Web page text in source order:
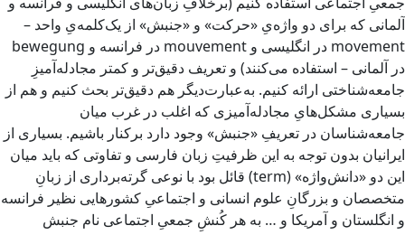
آلمانی که برای دو واژه‌یِ «حرکت» و «جنبش» از یک‌‌‌کلمه‌یِ واحد –
movement در انگلیسی و mouvement در فرانسه و bewegung
در آلمانی – استفاده می‌کنند) و تعریف دقیق‌تر و کمتر مجادله‌آمیزِ
جامعه‌شناختی ارائه کنیم. به‌عبارت‌دیگر هم دقیق‌تر بحث کنیم و هم از
بسیاری مشکل‌هایِ مجادله‌آمیزی که اغلب در غرب میان
جامعه‌شناسان در تعریفِ «جنبش» وجود دارد برکنار باشیم. بسیاری از
ایرانیان بدون توجه به این ظرفیتِ زبان فارسی و تفاوتی که باید میان
این دو «دانش‌واژه» (term) قائل بود با نوعی گرته‌برداری از زبانِ
متخصصان و بزرگانِ علوم انسانی و اجتماعیِ کشورهایی نظیر فرانسه
و انگلستان و آمریکا و … به هر کُنشِ جمعیِ اجتماعی نام جنبش